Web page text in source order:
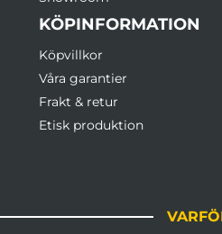
KÖPINFORMATION
Köpvillkor
Våra garantier
Frakt & retur
Etisk produktion